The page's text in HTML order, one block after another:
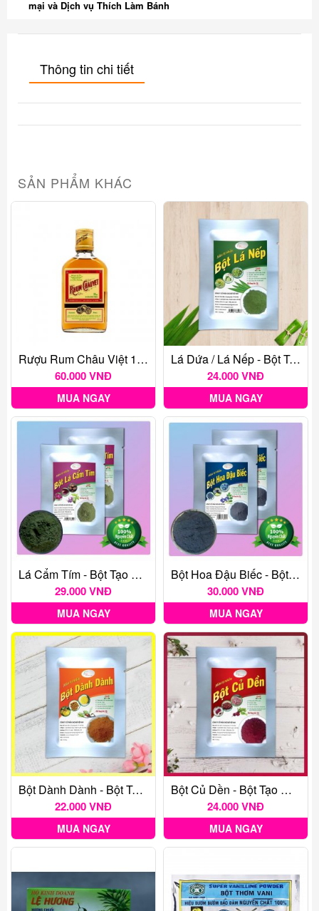
mại và Dịch vụ Thích Làm Bánh
Thông tin chi tiết
SẢN PHẨM KHÁC
Rượu Rum Châu Việt 175 Ml
60.000 VNĐ
MUA NGAY
Lá Dứa / Lá Nếp - Bột Tạo Màu Thực Phẩm Tự Nhiên Gói 20G
24.000 VNĐ
MUA NGAY
Lá Cẩm Tím - Bột Tạo Màu Thực Phẩm Tự Nhiên Gói 20G
29.000 VNĐ
MUA NGAY
Bột Hoa Đậu Biếc - Bột Tạo Màu Thực Phẩm Tự Nhiên Gói 20G
30.000 VNĐ
MUA NGAY
Bột Dành Dành - Bột Tạo Màu Thực Phẩm Tự Nhiên Gói 20G
22.000 VNĐ
MUA NGAY
Bột Củ Dền - Bột Tạo Màu Thực Phẩm Tự Nhiên Gói 20G
24.000 VNĐ
MUA NGAY